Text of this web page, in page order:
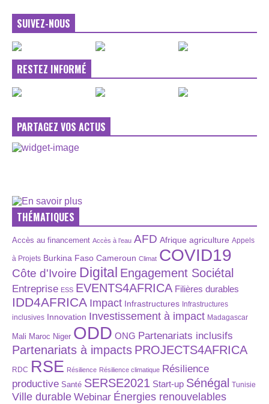
SUIVEZ-NOUS
RESTEZ INFORMÉ
PARTAGEZ VOS ACTUS
THÉMATIQUES
Accès au financement Accès à l’eau AFD Afrique agriculture Appels
à Projets Burkina Faso Cameroun Climat COVID19
Côte d'Ivoire Digital Engagement Sociétal
Entreprise ESS EVENTS4AFRICA Filières durables
IDD4AFRICA Impact Infrastructures Infrastructures
inclusives Innovation Investissement à impact Madagascar
Mali Maroc Niger ODD ONG Partenariats inclusifs
Partenariats à impacts PROJECTS4AFRICA
RDC RSE Résilience Résilience climatique Résilience
productive Santé SERSE2021 Start-up Sénégal Tunisie
Ville durable Webinar Énergies renouvelables